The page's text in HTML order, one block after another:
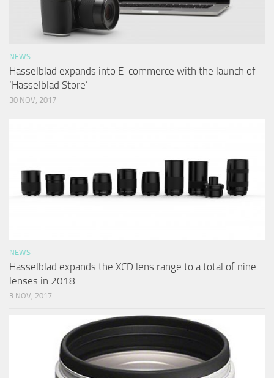
NEWS
Hasselblad expands into E-commerce with the launch of
‘Hasselblad Store’
30 NOV, 2017
NEWS
Hasselblad expands the XCD lens range to a total of nine
lenses in 2018
3 NOV, 2017